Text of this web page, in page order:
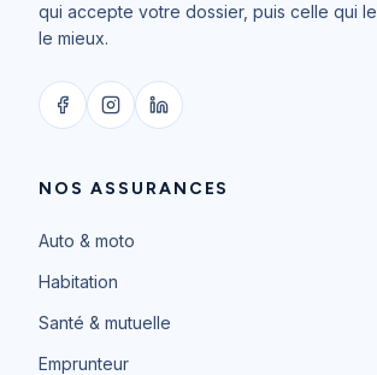
qui accepte votre dossier, puis celle qui
le mieux.
NOS ASSURANCES
Auto & moto
Habitation
Santé & mutuelle
Emprunteur